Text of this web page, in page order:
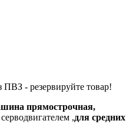
ПВЗ - резервируйте товар!
прямострочная,
,для средних